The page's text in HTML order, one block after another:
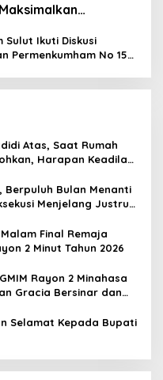
Sulut Ikuti Diskusi
Permenkumham No 15
Atas, Saat Rumah
Harapan Keadilan
Berpuluh Bulan Menanti
Menjelang Justru
Final Remaja
2 Minut Tahun 2026
Rayon 2 Minahasa
Gracia Bersinar dan
Selamat Kepada Bupati